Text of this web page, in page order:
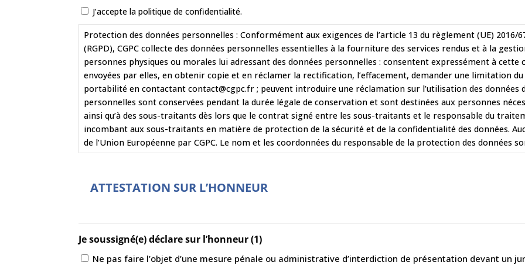
J’accepte la politique de confidentialité.
Protection des données personnelles : Conformément aux exigences de l’article 13 du règlement (UE)
(RGPD), CGPC collecte des données personnelles essentielles à la fourniture des services rendus et à la
personnes physiques ou morales lui adressant des données personnelles : consentent expressément à cette
envoyées par elles, en obtenir copie et en réclamer la rectification, l’effacement, demander une limitation
portabilité en contactant contact@cgpc.fr ; peuvent introduire une réclamation sur l’utilisation des données
personnelles sont conservées pendant la durée légale de conservation et sont destinées aux personnes
ainsi qu’à des sous-traitants dès lors que le contrat signé entre les sous-traitants et le responsable du
incombant aux sous-traitants en matière de protection de la sécurité et de la confidentialité des données.
de l’Union Européenne par CGPC. Le nom et les coordonnées du responsable de la protection des données
ATTESTATION SUR L’HONNEUR
Je soussigné(e) déclare sur l’honneur (1)
Ne pas faire l’objet d’une mesure pénale ou administrative d’interdiction de présentation devant un